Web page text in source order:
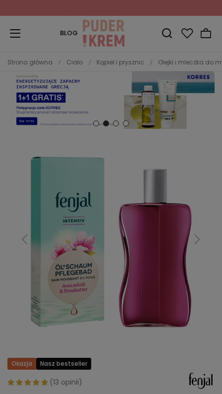
BLOG
Strona główna Ciało Kąpiel i prysznic Olejki i mleczka do
Okazja Nasz bestseller
(13 opinii)